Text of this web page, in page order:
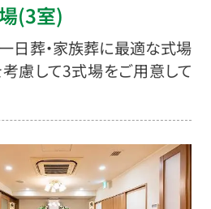
(3室)
日葬・家族葬に最適な式場
考慮して3式場をご用意して